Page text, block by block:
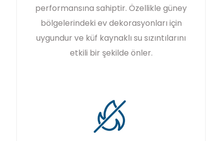
performansına sahiptir. Özellikle güney
bölgelerindeki ev dekorasyonları için
uygundur ve küf kaynaklı su sızıntılarını
etkili bir şekilde önler.